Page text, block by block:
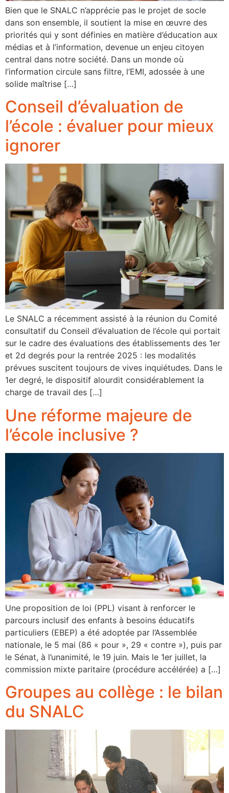
Bien que le SNALC n’apprécie pas le projet de socle
dans son ensemble, il soutient la mise en œuvre des
priorités qui y sont définies en matière d’éducation aux
médias et à l’information, devenue un enjeu citoyen
central dans notre société. Dans un monde où
l’information circule sans filtre, l’EMI, adossée à une
solide maîtrise […]
Conseil d’évaluation de
l’école : évaluer pour mieux
ignorer
Le SNALC a récemment assisté à la réunion du Comité
consultatif du Conseil d’évaluation de l’école qui portait
sur le cadre des évaluations des établissements des 1er
et 2d degrés pour la rentrée 2025 : les modalités
prévues suscitent toujours de vives inquiétudes. Dans le
1er degré, le dispositif alourdit considérablement la
charge de travail des […]
Une réforme majeure de
l’école inclusive ?
Une proposition de loi (PPL) visant à renforcer le
parcours inclusif des enfants à besoins éducatifs
particuliers (EBEP) a été adoptée par l’Assemblée
nationale, le 5 mai (86 « pour », 29 « contre »), puis par
le Sénat, à l’unanimité, le 19 juin. Mais le 1er juillet, la
commission mixte paritaire (procédure accélérée) a […]
Groupes au collège : le bilan
du SNALC